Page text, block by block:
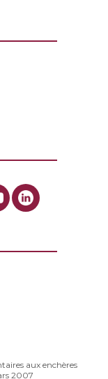
aux enchères
2007